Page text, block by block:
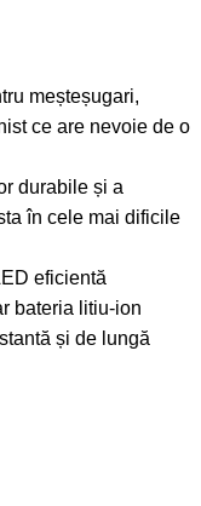
meșteșugari,
ce are nevoie de o
durabile și a
în cele mai dificile
eficientă
bateria litiu-ion
și de lungă